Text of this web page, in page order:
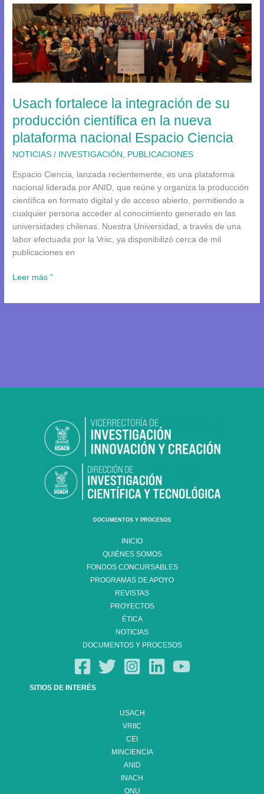
Usach fortalece la integración de su
producción científica en la nueva
plataforma nacional Espacio Ciencia
NOTICIAS / INVESTIGACIÓN , PUBLICACIONES
Espacio Ciencia, lanzada recientemente, es una plataforma
nacional liderada por ANID, que reúne y organiza la producción
científica en formato digital y de acceso abierto, permitiendo a
cualquier persona acceder al conocimiento generado en las
universidades chilenas. Nuestra Universidad, a través de una
labor efectuada por la Vriic, ya disponibilizó cerca de mil
publicaciones en
Usach
fortalece
la
integración
de
su
científica
la
nueva
plataforma
Espacio
Ciencia
Leer más ”
DOCUMENTOS Y PROCESOS
INICIO
QUIÉNES SOMOS
FONDOS CONCURSABLES
PROGRAMAS DE APOYO
REVISTAS
PROYECTOS
ÉTICA
NOTICIAS
DOCUMENTOS Y PROCESOS
SITIOS DE INTERÉS
USACH
VRIIC
CEI
MINCIENCIA
ANID
INACH
ONU